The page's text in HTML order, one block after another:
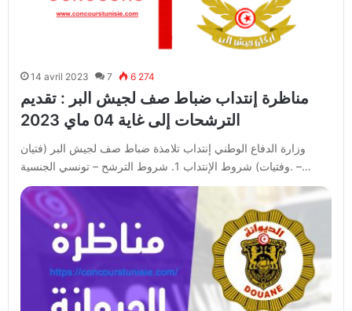
14 avril 2023 7 6 274
مناظرة إنتداب ضباط صف لجيش البر : تقديم
الترشحات إلى غاية 04 ماي 2023
وزارة الدفاع الوطني إنتداب تلامذة ضباط صف لجيش البر (فتيان
وفتيات) شروط الإنتداب 1. شروط الترشح – تونسي الجنسية. –…